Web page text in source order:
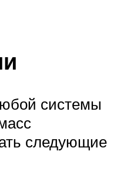
системы
следующие